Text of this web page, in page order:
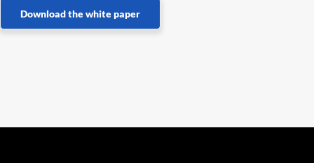
Download the white paper